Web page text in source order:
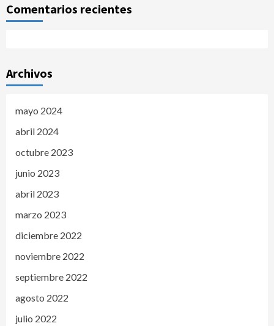
Comentarios recientes
Archivos
mayo 2024
abril 2024
octubre 2023
junio 2023
abril 2023
marzo 2023
diciembre 2022
noviembre 2022
septiembre 2022
agosto 2022
julio 2022